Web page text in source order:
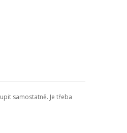
samostatně. Je třeba